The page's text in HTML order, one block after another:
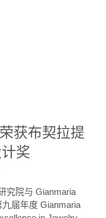
获布契拉提
奖
究院与 Gianmaria
届年度 Gianmaria